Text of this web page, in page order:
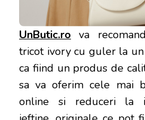
UnButic.ro va
tricot ivory cu guler la
ca fiind un produs de
sa va oferim cele mai
online si reduceri la